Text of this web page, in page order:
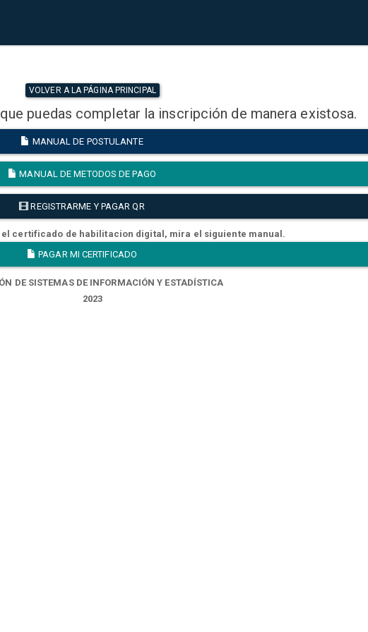
VOLVER A LA PÁGINA PRINCIPAL
puedas completar la inscripción de manera existosa.
MANUAL DE POSTULANTE
MANUAL DE METODOS DE PAGO
REGISTRARME Y PAGAR QR
certificado de habilitacion digital, mira el siguiente manual.
PAGAR MI CERTIFICADO
DE SISTEMAS DE INFORMACIÓN Y ESTADÍSTICA
2023